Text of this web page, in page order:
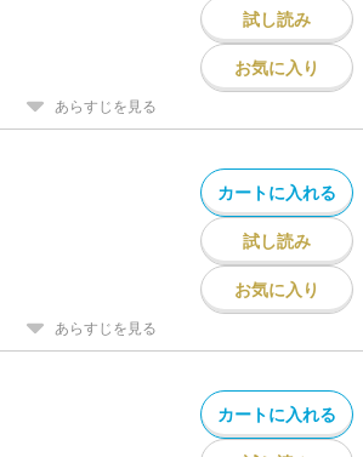
試し読み
お気に入り
あらすじを見る
カートに入れる
試し読み
お気に入り
あらすじを見る
カートに入れる